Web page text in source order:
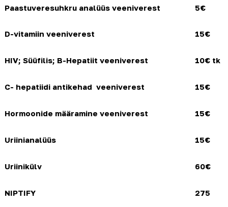
Paastuveresuhkru analüüs veeniverest 5€
D-vitamiin veeniverest 15€
HIV; Süüfilis; B-Hepatiit veeniverest 10€ tk
C- hepatiidi antikehad veeniverest 15€
Hormoonide määramine veeniverest 15€
Uriinianalüüs 15€
Uriinikülv 60€
NIPTIFY 275